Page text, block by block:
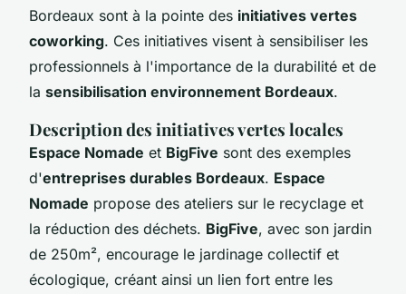
Bordeaux sont à la pointe des initiatives vertes
coworking. Ces initiatives visent à sensibiliser les
professionnels à l'importance de la durabilité et de
la sensibilisation environnement Bordeaux.
Description des initiatives vertes locales
Espace Nomade et BigFive sont des exemples
d'entreprises durables Bordeaux. Espace
Nomade propose des ateliers sur le recyclage et
la réduction des déchets. BigFive, avec son jardin
de 250m², encourage le jardinage collectif et
écologique, créant ainsi un lien fort entre les